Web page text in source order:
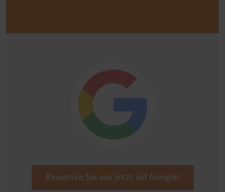
Bewerten Sie uns jetzt auf Google!